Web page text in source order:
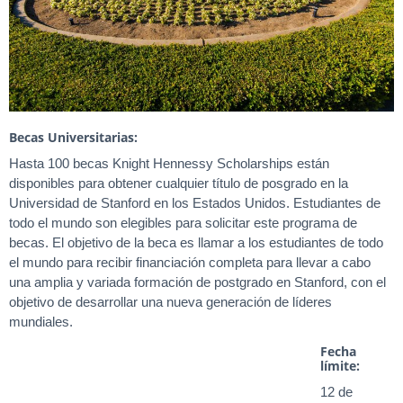
Becas Universitarias:
Hasta 100 becas Knight Hennessy Scholarships están
disponibles para obtener cualquier título de posgrado en la
Universidad de Stanford en los Estados Unidos. Estudiantes de
todo el mundo son elegibles para solicitar este programa de
becas. El objetivo de la beca es llamar a los estudiantes de todo
el mundo para recibir financiación completa para llevar a cabo
una amplia y variada formación de postgrado en Stanford, con el
objetivo de desarrollar una nueva generación de líderes
mundiales.
Fecha
límite:
12 de